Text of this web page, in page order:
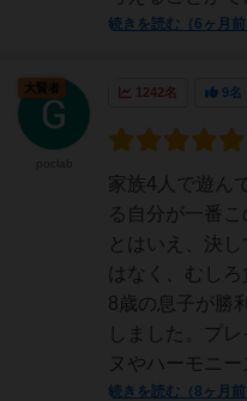
続きを読む（6ヶ月前
1242名 9名
家族4人で遊ん
る自分が一番
とはいえ、決
はなく、むし
8歳の息子が勝
しました。プ
ヌやハーモニ
続きを読む（8ヶ月前
大賢者